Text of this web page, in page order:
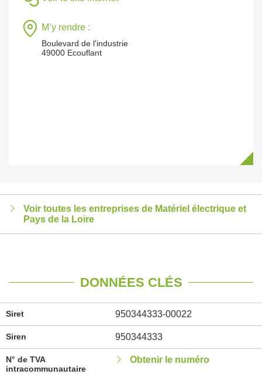
M’y rendre :
Boulevard de l'industrie
49000 Ecouflant
Voir toutes les entreprises de Matériel électrique et
Pays de la Loire
DONNÉES CLÉS
Siret 950344333-00022
Siren 950344333
N° de TVA
intracommunautaire
Obtenir le numéro